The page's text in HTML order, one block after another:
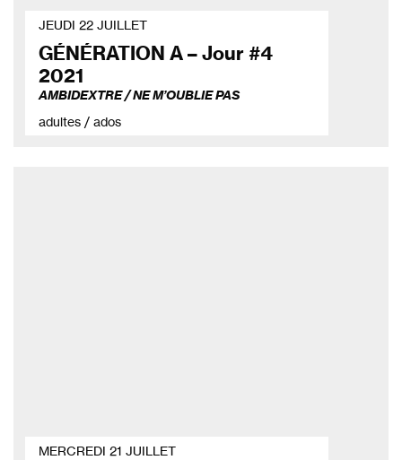
JEUDI 22 JUILLET
GÉNÉRATION A – Jour #4
2021
AMBIDEXTRE / NE M’OUBLIE PAS
adultes / ados
MERCREDI 21 JUILLET